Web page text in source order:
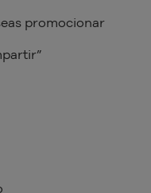
promocionar